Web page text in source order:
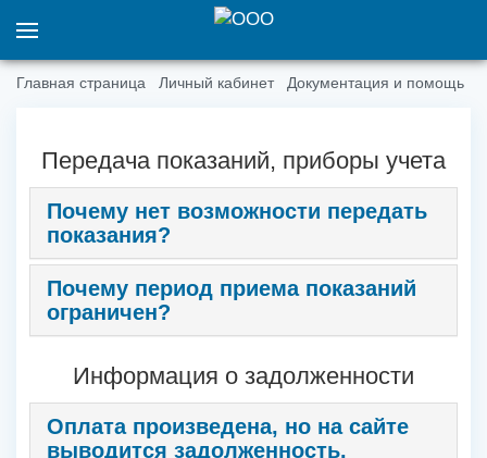
Главная страница Личный кабинет Документация и помощь
Передача показаний, приборы учета
Почему нет возможности передать
показания?
Почему период приема показаний
ограничен?
Информация о задолженности
Оплата произведена, но на сайте
выводится задолженность.